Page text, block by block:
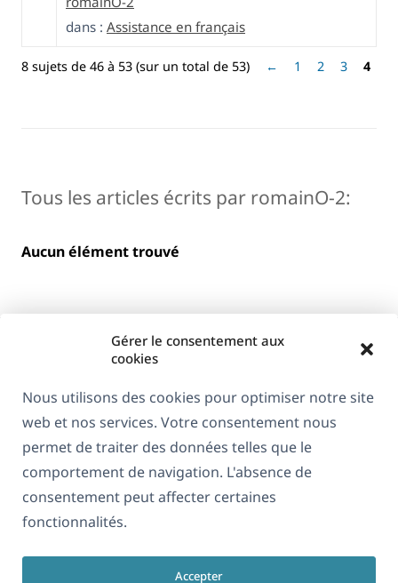
Gérer le consentement aux
cookies
Nous utilisons des cookies pour optimiser notre site
web et nos services. Votre consentement nous
permet de traiter des données telles que le
comportement de navigation. L'absence de
consentement peut affecter certaines
fonctionnalités.
Accepter
dans : Assistance en français
8 sujets de 46 à 53 (sur un total de 53) ← 1 2 3 4
Tous les articles écrits par romainO-2:
Aucun élément trouvé
RGPD & Politique de confidentialité
Rejoignez notre équipe
dans dans dans